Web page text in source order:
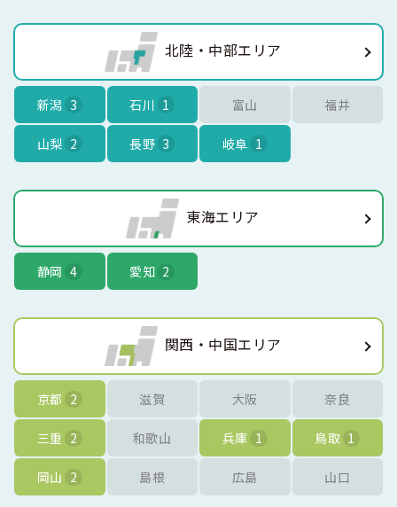
北陸・中部エリア
新潟 3 石川 1 富山 福井
山梨 2 長野 3 岐阜 1
東海エリア
静岡 4 愛知 2
関西・中国エリア
京都 2 滋賀 大阪 奈良
三重 2 和歌山 兵庫 1 鳥取 1
岡山 2 島根 広島 山口